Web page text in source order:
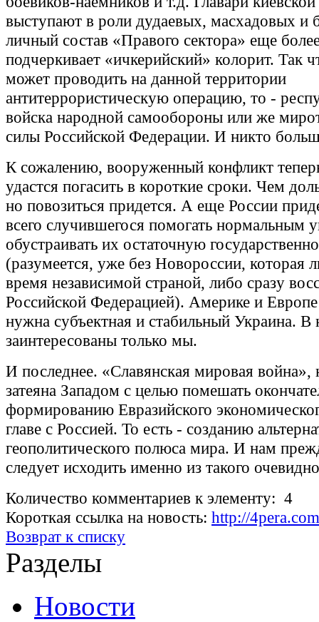
выступают в роли дудаевых, масхадовых и
личный состав «Правого сектора» еще
подчеркивает «ичкерийский» колорит. Так
может проводить на данной территории
антитеррористическую операцию, то -
войска народной самообороны или же
силы Российской Федерации. И никто
К сожалению, вооруженный конфликт
удастся погасить в короткие сроки. Чем
но повозиться придется. А еще России
всего случившегося помогать нормальным
обустраивать их остаточную
(разумеется, уже без Новороссии, которая
время независимой страной, либо сразу
Российской Федерацией). Америке и
нужна субъектная и стабильный Украина. В
заинтересованы только мы.
И последнее. «Славянская мировая война»,
затеяна Западом с целью помешать
формированию Евразийского
главе с Россией. То есть - созданию
геополитического полюса мира. И нам
следует исходить именно из такого
Количество комментариев к элементу: 4
Короткая ссылка на новость: http://
Возврат к списку
Разделы
Новости